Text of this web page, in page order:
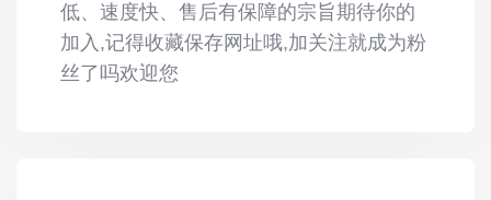
低、速度快、售后有保障的宗旨期待你的
加入,记得收藏保存网址哦,加关注就成为粉
丝了吗欢迎您